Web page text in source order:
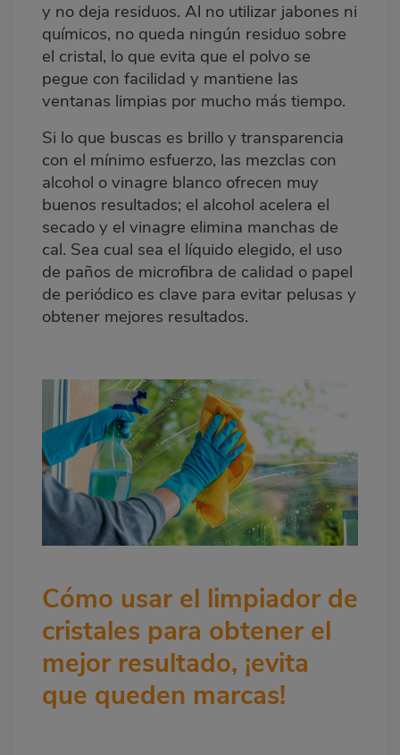
y no deja residuos. Al no utilizar jabones ni
químicos, no queda ningún residuo sobre
el cristal, lo que evita que el polvo se
pegue con facilidad y mantiene las
ventanas limpias por mucho más tiempo.
Si lo que buscas es brillo y transparencia
con el mínimo esfuerzo, las mezclas con
alcohol ovinagre blanco ofrecen muy
buenos resultados; el alcohol acelera el
secado y el vinagre elimina manchas de
cal. Sea cual sea el líquido elegido, el uso
de paños de microfibra de calidad o papel
de periódico es clave para evitar pelusas y
obtener mejores resultados.
Cómo usar el limpiador de
cristales para obtener el
mejor resultado, ¡evita
que queden marcas!